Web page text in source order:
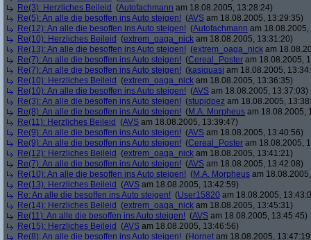
Re(3): Herzliches Beileid (Autofachmann am 18.08.2005, 13:28:24)
Re(5): An alle die besoffen ins Auto steigen! (AVS am 18.08.2005, 13:29:35)
Re(12): An alle die besoffen ins Auto steigen! (Autofachmann am
Re(10): Herzliches Beileid (extrem_oaga_nick am 18.08.2005, 13:31:20)
Re(13): An alle die besoffen ins Auto steigen! (extrem_oaga_nick am
Re(7): An alle die besoffen ins Auto steigen! (Cereal_Poster am 18.08.2005,
Re(7): An alle die besoffen ins Auto steigen! (kasiquasi am 18.08.2005,
Re(10): Herzliches Beileid (extrem_oaga_nick am 18.08.2005, 13:36:35)
Re(10): An alle die besoffen ins Auto steigen! (AVS am 18.08.2005, 13:37:03)
Re(3): An alle die besoffen ins Auto steigen! (stupidpez am 18.08.2005,
Re(8): An alle die besoffen ins Auto steigen! (M.A. Morpheus am 18.08.2005,
Re(11): Herzliches Beileid (AVS am 18.08.2005, 13:39:47)
Re(9): An alle die besoffen ins Auto steigen! (AVS am 18.08.2005, 13:40:56)
Re(9): An alle die besoffen ins Auto steigen! (Cereal_Poster am 18.08.2005,
Re(12): Herzliches Beileid (extrem_oaga_nick am 18.08.2005, 13:41:21)
Re(7): An alle die besoffen ins Auto steigen! (AVS am 18.08.2005, 13:42:08)
Re(10): An alle die besoffen ins Auto steigen! (M.A. Morpheus am
Re(13): Herzliches Beileid (AVS am 18.08.2005, 13:42:59)
Re: An alle die besoffen ins Auto steigen! (User15820 am 18.08.2005,
Re(14): Herzliches Beileid (extrem_oaga_nick am 18.08.2005, 13:45:31)
Re(11): An alle die besoffen ins Auto steigen! (AVS am 18.08.2005, 13:45:45)
Re(15): Herzliches Beileid (AVS am 18.08.2005, 13:46:56)
Re(8): An alle die besoffen ins Auto steigen! (Hornet am 18.08.2005,